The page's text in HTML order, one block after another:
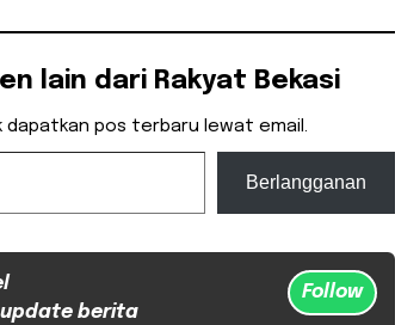
lain dari Rakyat Bekasi
dapatkan pos terbaru lewat email.
Berlangganan
berita
Follow